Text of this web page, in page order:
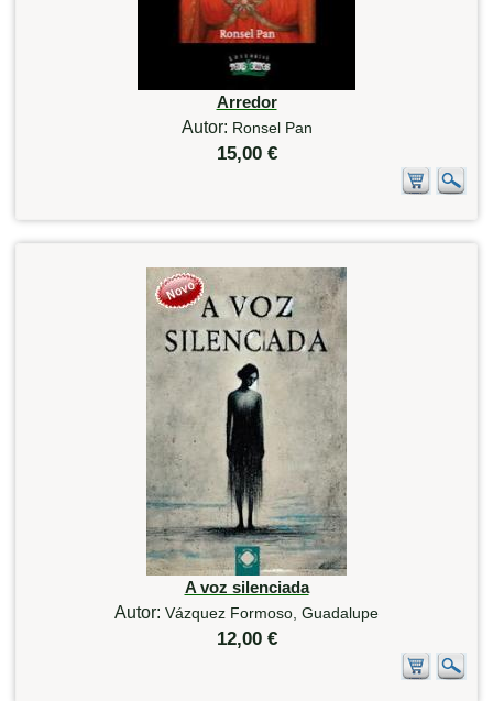
Arredor
Autor: Ronsel Pan
15,00 €
A voz silenciada
Autor: Vázquez Formoso, Guadalupe
12,00 €